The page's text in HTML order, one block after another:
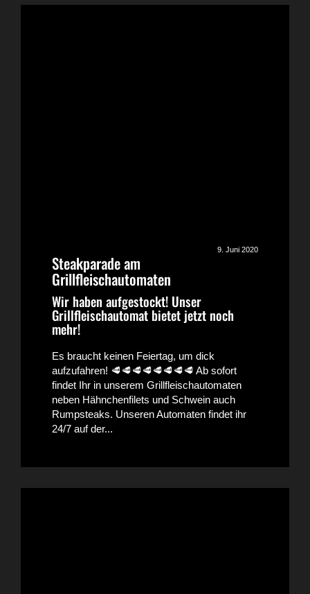
9. Juni 2020
Steakparade am
Grillfleischautomaten
Wir haben aufgestockt! Unser
Grillfleischautomat bietet jetzt noch
mehr!
Es braucht keinen Feiertag, um dick
aufzufahren! 🥩🥩🥩🥩🥩🥩🥩🥩 Ab sofort
findet Ihr in unserem Grillfleischautomaten
neben Hähnchenfilets und Schwein auch
Rumpsteaks. Unseren Automaten findet ihr
24/7 auf der...